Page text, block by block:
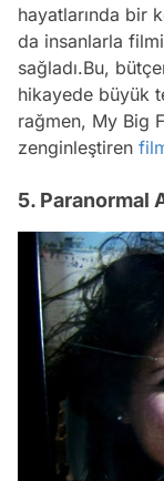
hayatlarında bir
da insanlarla
sağladı.Bu,
hikayede büyük
rağmen, My Big
zenginleştiren
5. Paranormal